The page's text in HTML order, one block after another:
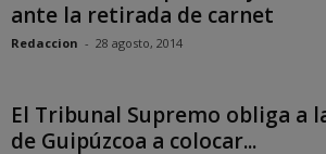
ante la retirada de carnet
Redaccion - 28 agosto, 2014
El Tribunal Supremo obliga a
de Guipúzcoa a colocar...